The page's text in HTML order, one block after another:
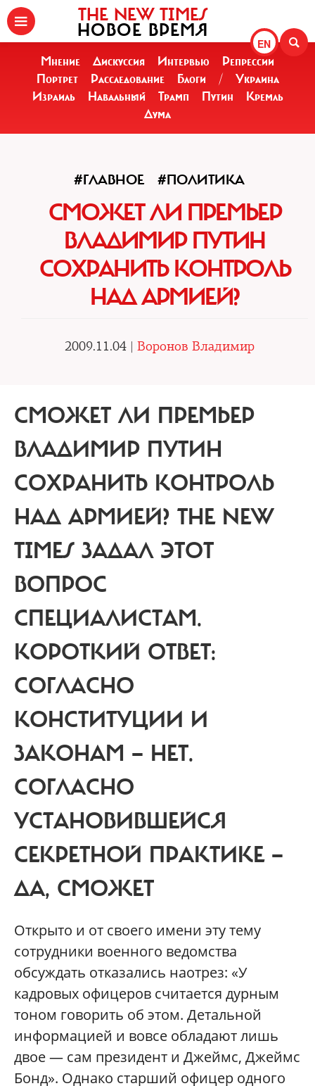
EN
THE NEW TIMES
НОВОЕ ВРЕМЯ
Мнение Дискуссия Интервью
Репрессии
Портрет
Расследование Блоги /
Украина
Израиль
Навальный Трамп Путин
Кремль
Дума
#ГЛАВНОЕ #ПОЛИТИКА
СМОЖЕТ ЛИ ПРЕМЬЕР
ВЛАДИМИР ПУТИН
СОХРАНИТЬ КОНТРОЛЬ
НАД АРМИЕЙ?
2009.11.04 | Воронов Владимир
СМОЖЕТ ЛИ ПРЕМЬЕР
ВЛАДИМИР ПУТИН
СОХРАНИТЬ КОНТРОЛЬ
НАД АРМИЕЙ? THE NEW
TIMES ЗАДАЛ ЭТОТ
ВОПРОС
СПЕЦИАЛИСТАМ.
КОРОТКИЙ ОТВЕТ:
СОГЛАСНО
КОНСТИТУЦИИ И
ЗАКОНАМ — НЕТ.
СОГЛАСНО
УСТАНОВИВШЕЙСЯ
СЕКРЕТНОЙ ПРАКТИКЕ —
ДА, СМОЖЕТ
Открыто и от своего имени эту тему
сотрудники военного ведомства
обсуждать отказались наотрез: «У
кадровых офицеров считается дурным
тоном говорить об этом. Детальной
информацией и вовсе обладают лишь
двое — сам президент и Джеймс, Джеймс
Бонд». Однако старший офицер одного